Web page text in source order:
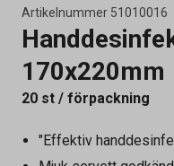
Artikelnummer 51010016
170x220mm
20 st / förpackning
"Effektiv